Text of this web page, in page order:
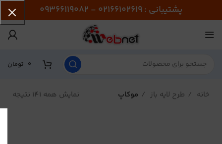
پشتیبانی : 02166102619 - 09366119082
0 تومان
خانه طرح لایه باز موکاپ نمایش همه 141 نتیجه